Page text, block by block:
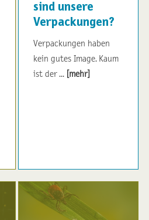
sind unsere
Verpackungen?
Verpackungen haben
kein gutes Image. Kaum
ist der ... [mehr]